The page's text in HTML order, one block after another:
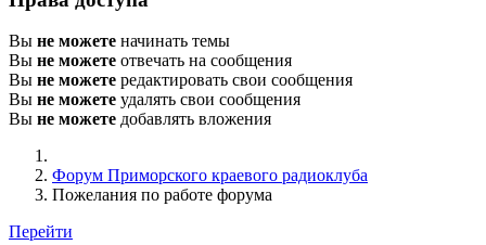
Вы не можете начинать темы
Вы не можете отвечать на сообщения
Вы не можете редактировать свои сообщения
Вы не можете удалять свои сообщения
Вы не можете добавлять вложения
Форум Приморского краевого радиоклуба
Пожелания по работе форума
Перейти